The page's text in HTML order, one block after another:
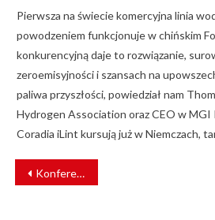
Pierwsza na świecie komercyjna linia
powodzeniem funkcjonuje w chińskim
konkurencyjną daje to rozwiązanie,
zeroemisyjności i szansach na
paliwa przyszłości, powiedział nam
Hydrogen Association oraz CEO w
Coradia iLint kursują już w Niemczach,
NAWIGACJA
WPISU
Konferencja „Energetyka na kolei”